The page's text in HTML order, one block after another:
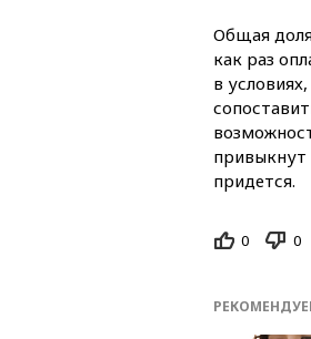
Общая
как раз
в
придется.
0 0